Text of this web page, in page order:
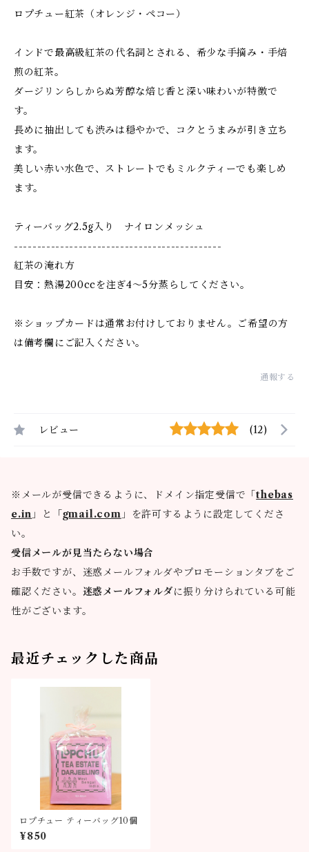
ロプチュー紅茶（オレンジ・ペコー）
インドで最高級紅茶の代名詞とされる、希少な手摘み・手焙
煎の紅茶。
ダージリンらしからぬ芳醇な焙じ香と深い味わいが特徴で
す。
長めに抽出しても渋みは穏やかで、コクとうまみが引き立ち
ます。
美しい赤い水色で、ストレートでもミルクティーでも楽しめ
ます。
ティーバッグ2.5g入り ナイロンメッシュ
---------------------------------------------
紅茶の淹れ方
目安：熱湯200ccを注ぎ4〜5分蒸らしてください。
※ショップカードは通常お付けしておりません。ご希望の方
は備考欄にご記入ください。
通報する
レビュー (12)
※メールが受信できるように、ドメイン指定受信で「thebas
e.in 」と「gmail.com 」を許可するように設定してくださ
い。
受信メールが見当たらない場合
お手数ですが、迷惑メールフォルダやプロモーションタブをご
確認ください。 迷惑メールフォルダに振り分けられている可能
性がございます。
最近チェックした商品
ロプチュー ティーバッグ10個
¥850